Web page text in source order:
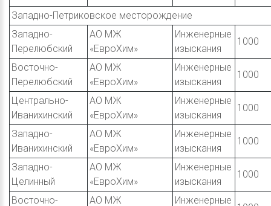
Западно-Петриковское месторождение
Западно-
Перелюбский
АО МЖ
«ЕвроХим»
Инженерные
изыскания
1000
Восточно-
Перелюбский
АО МЖ
«ЕвроХим»
Инженерные
изыскания
1000
Центрально-
Иванихинский
АО МЖ
«ЕвроХим»
Инженерные
изыскания
1000
Западно-
Иванихинский
АО МЖ
«ЕвроХим»
Инженерные
изыскания
1000
Западно-
Целинный
АО МЖ
«ЕвроХим»
Инженерные
изыскания
1000
Восточно-
АО МЖ
Инженерные